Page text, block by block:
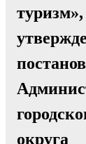
туризм»,
округа